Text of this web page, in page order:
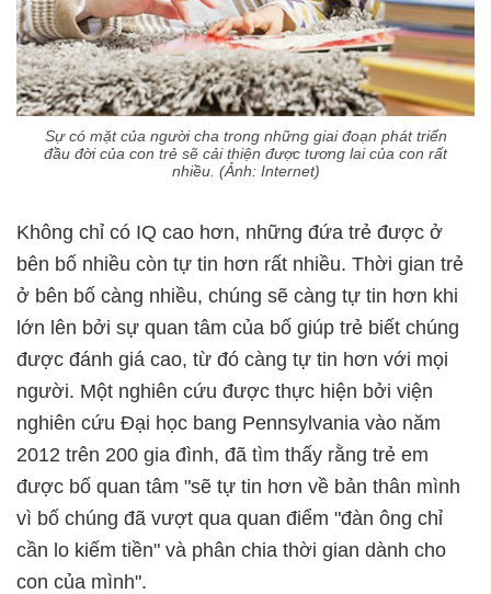
Sự có mặt của người cha trong những giai đoạn phát triển
đầu đời của con trẻ sẽ cải thiện được tương lai của con rất
nhiều. (Ảnh: Internet)
Không chỉ có IQ cao hơn, những đứa trẻ được ở
bên bố nhiều còn tự tin hơn rất nhiều. Thời gian trẻ
ở bên bố càng nhiều, chúng sẽ càng tự tin hơn khi
lớn lên bởi sự quan tâm của bố giúp trẻ biết chúng
được đánh giá cao, từ đó càng tự tin hơn với mọi
người. Một nghiên cứu được thực hiện bởi viện
nghiên cứu Đại học bang Pennsylvania vào năm
2012 trên 200 gia đình, đã tìm thấy rằng trẻ em
được bố quan tâm "sẽ tự tin hơn về bản thân mình
vì bố chúng đã vượt qua quan điểm "đàn ông chỉ
cần lo kiếm tiền" và phân chia thời gian dành cho
con của mình".